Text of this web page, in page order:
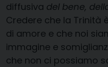
diffusiva del bene,
Credere che la Trinità
di amore e che noi
immagine e
che non ci possiamo